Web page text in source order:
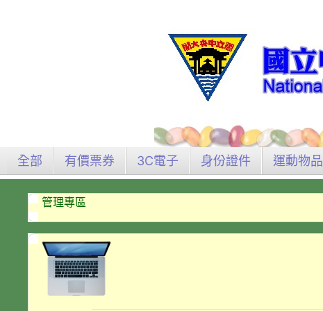
全部 有價票券 3C電子 身份證件 運動物品
管理專區